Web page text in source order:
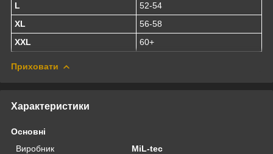
L
52-54
XL
56-58
XXL
60+
Приховати
Характеристики
Основні
Виробник
MiL-tec